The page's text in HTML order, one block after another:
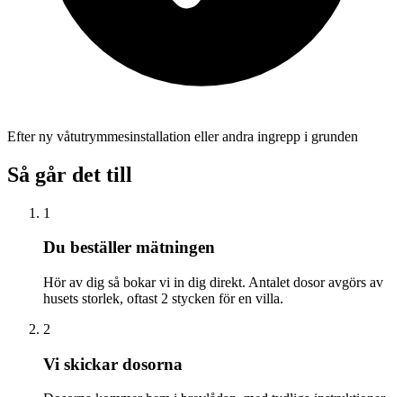
Efter ny våtutrymmesinstallation eller andra ingrepp i grunden
Så går det till
1
Du beställer mätningen
Hör av dig så bokar vi in dig direkt. Antalet dosor avgörs av
husets storlek, oftast 2 stycken för en villa.
2
Vi skickar dosorna